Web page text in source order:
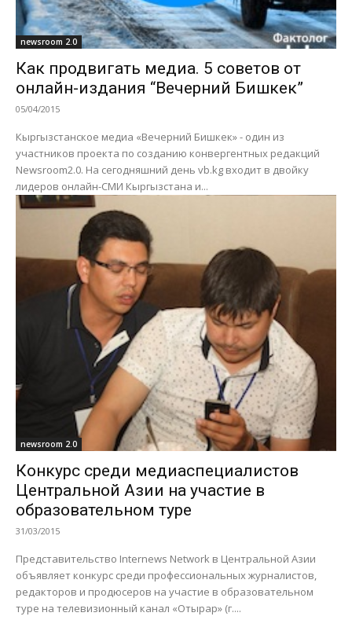
newsroom 2.0
Как продвигать медиа. 5 советов от
онлайн-издания “Вечерний Бишкек”
05/04/2015
Кыргызстанское медиа «Вечерний Бишкек» - один из
участников проекта по созданию конвергентных редакций
Newsroom2.0. На сегодняшний день vb.kg входит в двойку
лидеров онлайн-СМИ Кыргызстана и...
newsroom 2.0
Конкурс среди медиаспециалистов
Центральной Азии на участие в
образовательном туре
31/03/2015
Представительство Internews Network в Центральной Азии
объявляет конкурс среди профессиональных журналистов,
редакторов и продюсеров на участие в образовательном
туре на телевизионный канал «Отырар» (г....